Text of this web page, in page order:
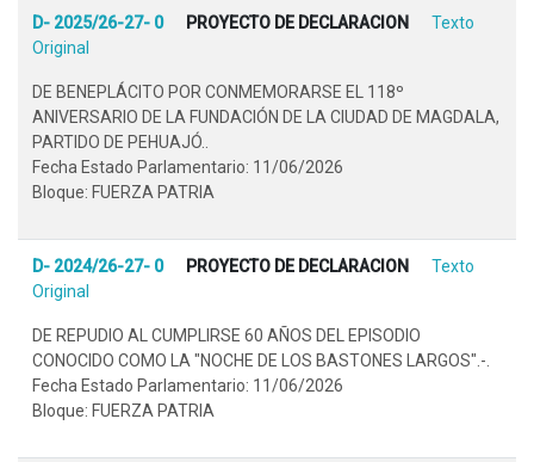
D- 2025/26-27- 0 PROYECTO DE DECLARACION
Texto
Original
DE BENEPLÁCITO POR CONMEMORARSE EL 118º
ANIVERSARIO DE LA FUNDACIÓN DE LA CIUDAD DE MAGDALA,
PARTIDO DE PEHUAJÓ..
Fecha Estado Parlamentario: 11/06/2026
Bloque: FUERZA PATRIA
D- 2024/26-27- 0 PROYECTO DE DECLARACION
Texto
Original
DE REPUDIO AL CUMPLIRSE 60 AÑOS DEL EPISODIO
CONOCIDO COMO LA "NOCHE DE LOS BASTONES LARGOS".-.
Fecha Estado Parlamentario: 11/06/2026
Bloque: FUERZA PATRIA